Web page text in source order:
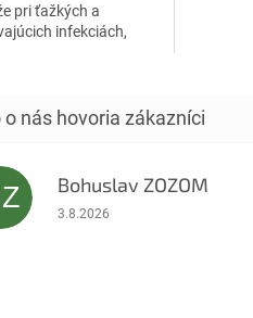
pri ťažkých a
infekciách,
Bohuslav ZOZOM
Hodnotenie obchodu je 5 z 5
3.8.2026